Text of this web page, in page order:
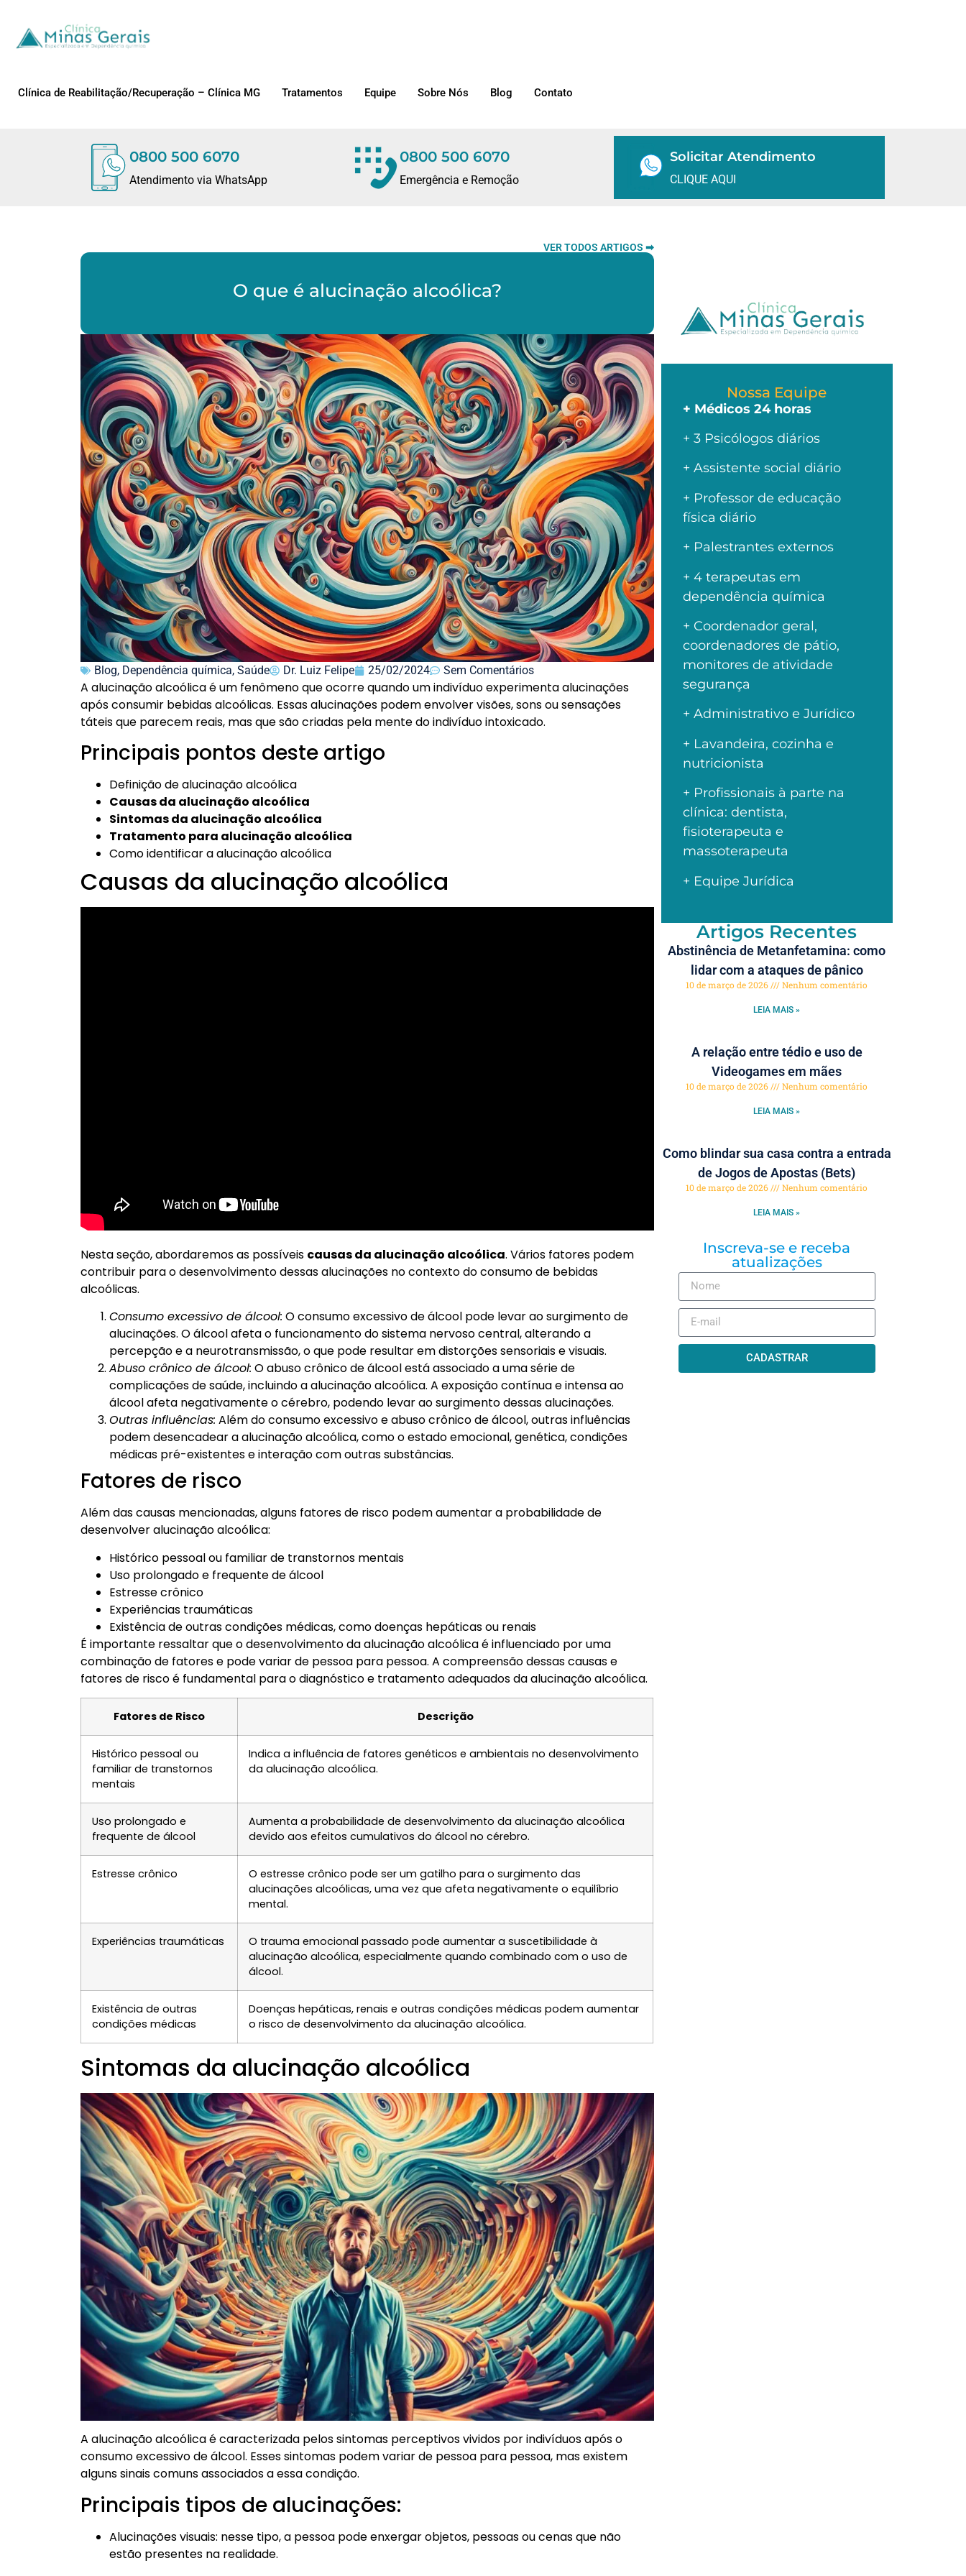
Clínica de Reabilitação/Recuperação – Clínica MG Tratamentos Equipe Sobre Nós Blog Contato
0800 500 6070
Atendimento via WhatsApp
0800 500 6070
Emergência e Remoção
Solicitar Atendimento
CLIQUE AQUI
VER TODOS ARTIGOS ➡
O que é alucinação alcoólica?
Blog, Dependência química, Saúde Dr. Luiz Felipe 25/02/2024 Sem Comentários
A alucinação alcoólica é um fenômeno que ocorre quando um indivíduo experimenta alucinações
após consumir bebidas alcoólicas. Essas alucinações podem envolver visões, sons ou sensações
táteis que parecem reais, mas que são criadas pela mente do indivíduo intoxicado.
Principais pontos deste artigo
Definição de alucinação alcoólica
Causas da alucinação alcoólica
Sintomas da alucinação alcoólica
Tratamento para alucinação alcoólica
Como identificar a alucinação alcoólica
Causas da alucinação alcoólica
Nesta seção, abordaremos as possíveis causas da alucinação alcoólica. Vários fatores podem
contribuir para o desenvolvimento dessas alucinações no contexto do consumo de bebidas
alcoólicas.
Consumo excessivo de álcool: O consumo excessivo de álcool pode levar ao surgimento de
alucinações. O álcool afeta o funcionamento do sistema nervoso central, alterando a
percepção e a neurotransmissão, o que pode resultar em distorções sensoriais e visuais.
Abuso crônico de álcool: O abuso crônico de álcool está associado a uma série de
complicações de saúde, incluindo a alucinação alcoólica. A exposição contínua e intensa ao
álcool afeta negativamente o cérebro, podendo levar ao surgimento dessas alucinações.
Outras influências: Além do consumo excessivo e abuso crônico de álcool, outras influências
podem desencadear a alucinação alcoólica, como o estado emocional, genética, condições
médicas pré-existentes e interação com outras substâncias.
Fatores de risco
Além das causas mencionadas, alguns fatores de risco podem aumentar a probabilidade de
desenvolver alucinação alcoólica:
Histórico pessoal ou familiar de transtornos mentais
Uso prolongado e frequente de álcool
Estresse crônico
Experiências traumáticas
Existência de outras condições médicas, como doenças hepáticas ou renais
É importante ressaltar que o desenvolvimento da alucinação alcoólica é influenciado por uma
combinação de fatores e pode variar de pessoa para pessoa. A compreensão dessas causas e
fatores de risco é fundamental para o diagnóstico e tratamento adequados da alucinação alcoólica.
Fatores de Risco Descrição
Histórico pessoal ou
familiar de transtornos
mentais
Indica a influência de fatores genéticos e ambientais no desenvolvimento
da alucinação alcoólica.
Uso prolongado e
frequente de álcool
Aumenta a probabilidade de desenvolvimento da alucinação alcoólica
devido aos efeitos cumulativos do álcool no cérebro.
Estresse crônico
O estresse crônico pode ser um gatilho para o surgimento das
alucinações alcoólicas, uma vez que afeta negativamente o equilíbrio
mental.
Experiências traumáticas
O trauma emocional passado pode aumentar a suscetibilidade à
alucinação alcoólica, especialmente quando combinado com o uso de
álcool.
Existência de outras
condições médicas
Doenças hepáticas, renais e outras condições médicas podem aumentar
o risco de desenvolvimento da alucinação alcoólica.
Sintomas da alucinação alcoólica
A alucinação alcoólica é caracterizada pelos sintomas perceptivos vividos por indivíduos após o
consumo excessivo de álcool. Esses sintomas podem variar de pessoa para pessoa, mas existem
alguns sinais comuns associados a essa condição.
Principais tipos de alucinações:
Alucinações visuais: nesse tipo, a pessoa pode enxergar objetos, pessoas ou cenas que não
estão presentes na realidade.
Nossa Equipe
+ Médicos 24 horas
+ 3 Psicólogos diários
+ Assistente social diário
+ Professor de educação
física diário
+ Palestrantes externos
+ 4 terapeutas em
dependência química
+ Coordenador geral,
coordenadores de pátio,
monitores de atividade
segurança
+ Administrativo e Jurídico
+ Lavandeira, cozinha e
nutricionista
+ Profissionais à parte na
clínica: dentista,
fisioterapeuta e
massoterapeuta
+ Equipe Jurídica
Artigos Recentes
Abstinência de Metanfetamina: como
lidar com a ataques de pânico
10 de março de 2026 Nenhum comentário
LEIA MAIS »
A relação entre tédio e uso de
Videogames em mães
10 de março de 2026 Nenhum comentário
LEIA MAIS »
Como blindar sua casa contra a entrada
de Jogos de Apostas (Bets)
10 de março de 2026 Nenhum comentário
LEIA MAIS »
Inscreva-se e receba
atualizações
CADASTRAR